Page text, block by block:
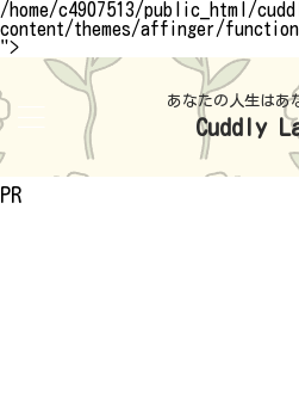
/home/c4907513/public_html/
content/themes/affinger/
">
あなたの人生はあ
Cuddly
PR